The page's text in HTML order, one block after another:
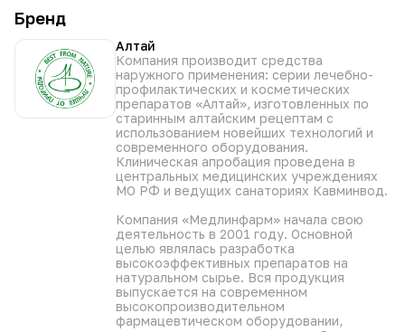
высококачественный рыбий жир, полученный из диких
сортов рыб, включая акулу и ската, что обеспечивает
высокое содержание ДГК (докозагексаеновой кислоты)
и ЭПК (эйкозапентаеновой кислоты) – незаменимых
кислот для оптимального кровообращения, тонуса
сосудов, крепкого иммунитета и работы нервной
системы.
Общеукрепляющее действие: Поддерживает общее
здоровье и хорошее самочувствие.
Противовоспалительное действие: Способствует
снижению воспалительных процессов в организме.
Иммунокорректирующее действие: Укрепляет иммунную
систему и повышает сопротивляемость организма к
Нормализация обмена веществ: Помогает регулировать
обменные процессы в организме.
Поддержка работы сердца: Улучшает функцию
сердечно-сосудистой системы.
Улучшение липидного профиля крови: Нормализует
уровень холестерина и триглицеридов в крови.
Бренд
Алтай
Компания производит средства
наружного применения: серии лечебно-
профилактических и косметических
препаратов «Алтай», изготовленных по
старинным алтайским рецептам с
использованием новейших технологий и
современного оборудования.
Клиническая апробация проведена в
центральных медицинских учреждениях
МО РФ и ведущих санаториях Кавминвод.
Компания «Медлинфарм» начала свою
деятельность в 2001 году. Основной
целью являлась разработка
высокоэффективных препаратов на
натуральном сырье. Вся продукция
выпускается на современном
высокопроизводительном
фармацевтическом оборудовании,